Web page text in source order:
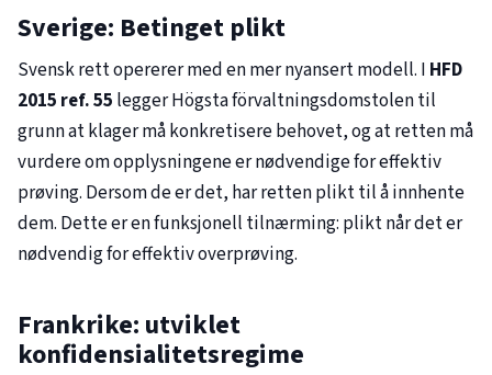
Sverige: Betinget plikt
Svensk rett opererer med en mer nyansert modell. I HFD
2015 ref. 55 legger Högsta förvaltningsdomstolen til
grunn at klager må konkretisere behovet, og at retten må
vurdere om opplysningene er nødvendige for effektiv
prøving. Dersom de er det, har retten plikt til å innhente
dem. Dette er en funksjonell tilnærming: plikt når det er
nødvendig for effektiv overprøving.
Frankrike: utviklet
konfidensialitetsregime